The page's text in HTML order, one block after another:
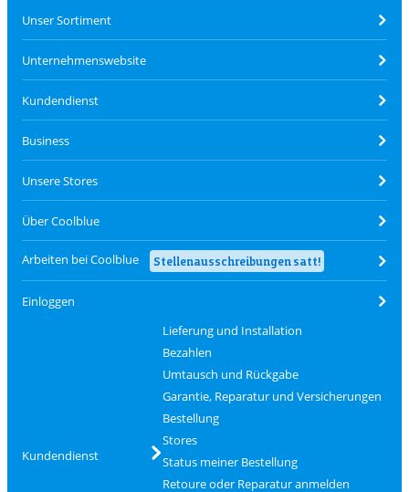
Unser Sortiment
Unternehmenswebsite
Kundendienst
Business
Unsere Stores
Über Coolblue
Arbeiten bei Coolblue Stellenausschreibungen satt!
Einloggen
Kundendienst
Lieferung und Installation
Bezahlen
Umtausch und Rückgabe
Garantie, Reparatur und Versicherungen
Bestellung
Stores
Status meiner Bestellung
Retoure oder Reparatur anmelden